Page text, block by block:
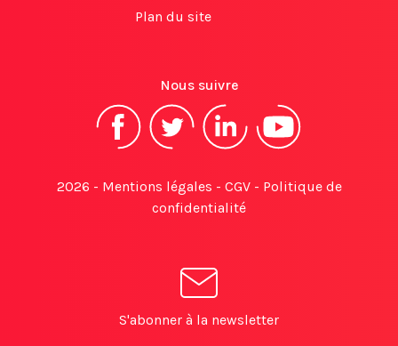
Plan du site
Nous suivre
2026 - Mentions légales - CGV- Politique de
confidentialité
S'abonner à la newsletter